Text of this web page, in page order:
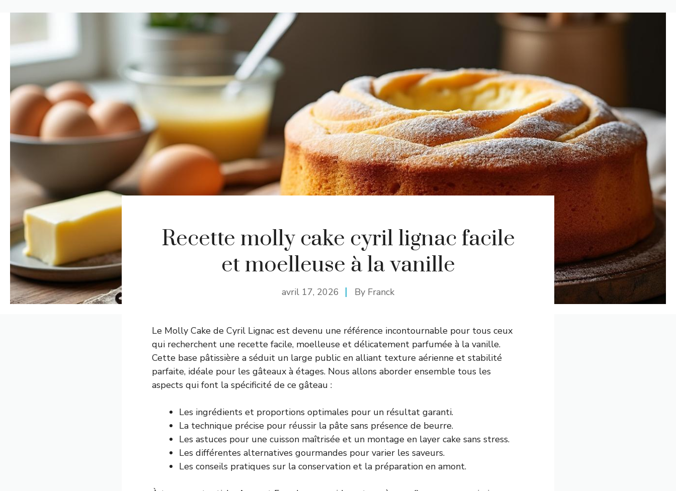
Recette molly cake cyril lignac facile
et moelleuse à la vanille
avril 17, 2026 By Franck
Le Molly Cake de Cyril Lignac est devenu une référence incontournable pour tous ceux
qui recherchent une recette facile, moelleuse et délicatement parfumée à la vanille.
Cette base pâtissière a séduit un large public en alliant texture aérienne et stabilité
parfaite, idéale pour les gâteaux à étages. Nous allons aborder ensemble tous les
aspects qui font la spécificité de ce gâteau :
Les ingrédients et proportions optimales pour un résultat garanti.
La technique précise pour réussir la pâte sans présence de beurre.
Les astuces pour une cuisson maîtrisée et un montage en layer cake sans stress.
Les différentes alternatives gourmandes pour varier les saveurs.
Les conseils pratiques sur la conservation et la préparation en amont.